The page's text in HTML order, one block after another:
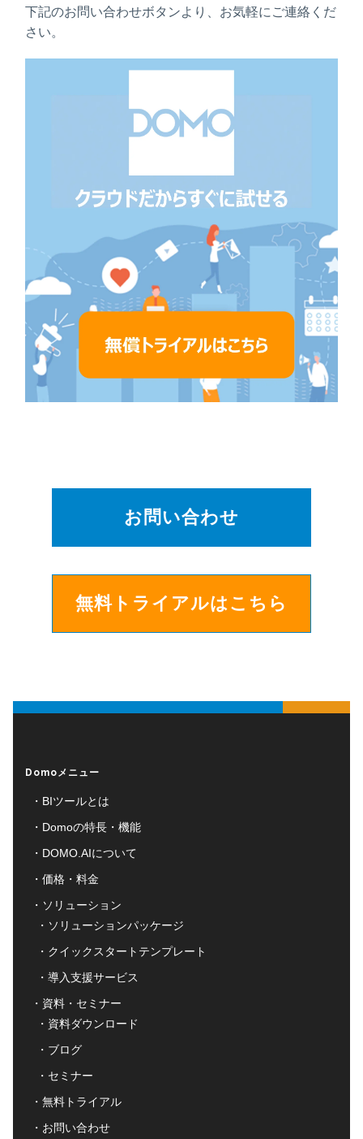
下記のお問い合わせボタンより、お気軽にご連絡くだ
さい。
お問い合わせ
無料トライアルはこちら
Domoメニュー
BIツールとは
Domoの特長・機能
DOMO.AIについて
価格・料金
ソリューション
ソリューションパッケージ
クイックスタートテンプレート
導入支援サービス
資料・セミナー
資料ダウンロード
ブログ
セミナー
無料トライアル
お問い合わせ